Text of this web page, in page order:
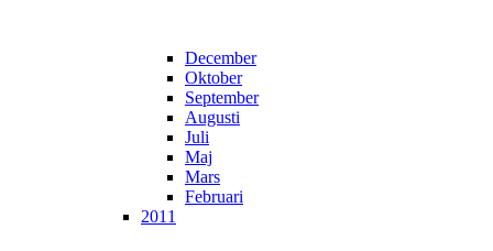
December
Oktober
September
Augusti
Juli
Maj
Mars
Februari
2011